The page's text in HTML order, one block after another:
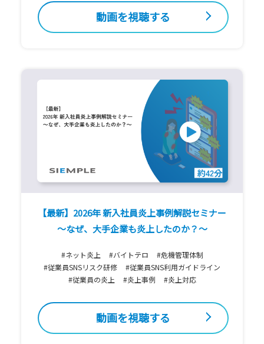
動画を視聴する
【最新】2026年 新入社員炎上事例解説セミナー
～なぜ、大手企業も炎上したのか？～
#ネット炎上 #バイトテロ
#危機管理体制
#従業員SNSリスク研修
#従業員SNS利用ガイドライン
#従業員の炎上
#炎上事例 #炎上対応
動画を視聴する